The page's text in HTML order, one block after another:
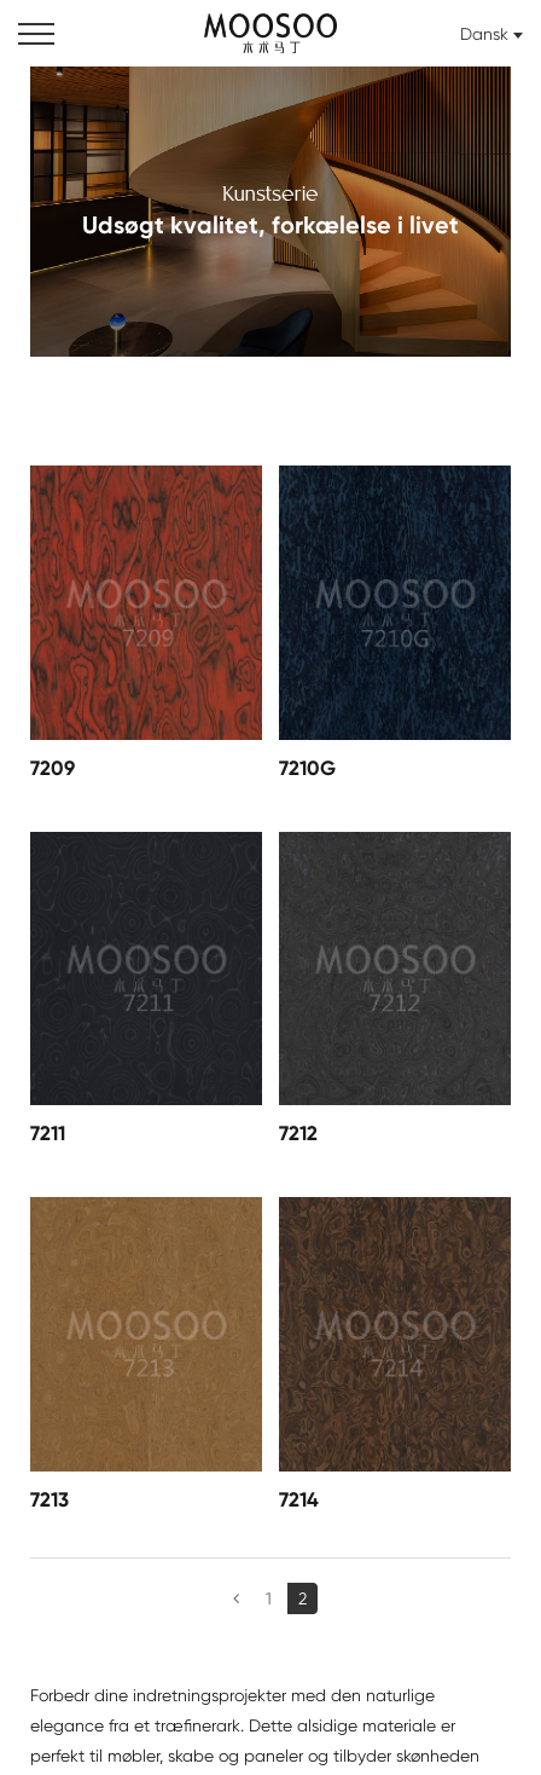
Dansk
Kunstserie
Udsøgt kvalitet, forkælelse i livet
7209 7210G
7211 7212
7213 7214
1 2
Forbedr dine indretningsprojekter med den naturlige
elegance fra et træfinerark. Dette alsidige materiale er
perfekt til møbler, skabe og paneler og tilbyder skønheden